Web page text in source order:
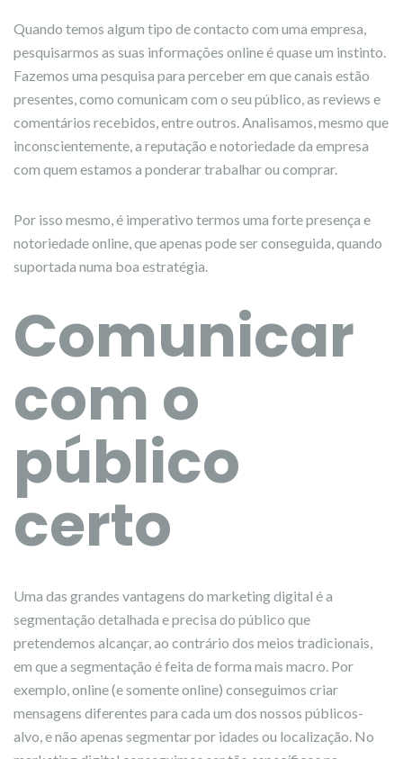
Quando temos algum tipo de contacto com uma empresa,
pesquisarmos as suas informações online é quase um instinto.
Fazemos uma pesquisa para perceber em que canais estão
presentes, como comunicam com o seu público, as reviews e
comentários recebidos, entre outros. Analisamos, mesmo que
inconscientemente, a reputação e notoriedade da empresa
com quem estamos a ponderar trabalhar ou comprar.
Por isso mesmo, é imperativo termos uma forte presença e
notoriedade online, que apenas pode ser conseguida, quando
suportada numa boa estratégia.
Comunicar
com o
público
certo
Uma das grandes vantagens do marketing digital é a
segmentação detalhada e precisa do público que
pretendemos alcançar, ao contrário dos meios tradicionais,
em que a segmentação é feita de forma mais macro. Por
exemplo, online (e somente online) conseguimos criar
mensagens diferentes para cada um dos nossos públicos-
alvo, e não apenas segmentar por idades ou localização. No